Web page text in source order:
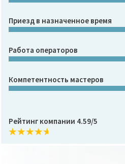
Приезд в назначенное время
Работа операторов
Компетентность мастеров
Рейтинг компании 4.59/5